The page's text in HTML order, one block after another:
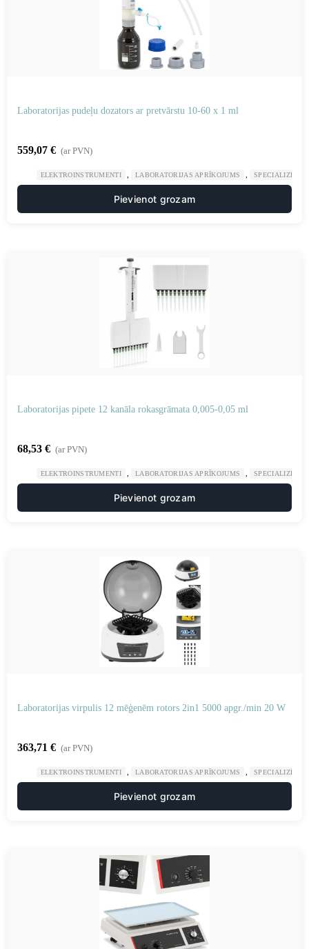
Laboratorijas pudeļu dozators ar pretvārstu 10-60 x 1 ml
559,07 € (ar PVN)
ELEKTROINSTRUMENTI LABORATORIJAS APRĪKOJUMS
Pievienot grozam
Laboratorijas pipete 12 kanāla rokasgrāmata 0,005-0,05 ml
68,53 € (ar PVN)
ELEKTROINSTRUMENTI LABORATORIJAS APRĪKOJUMS
Pievienot grozam
Laboratorijas virpulis 12 mēģenēm rotors 2in1 5000 apgr./min 20 W
363,71 € (ar PVN)
ELEKTROINSTRUMENTI LABORATORIJAS APRĪKOJUMS
Pievienot grozam